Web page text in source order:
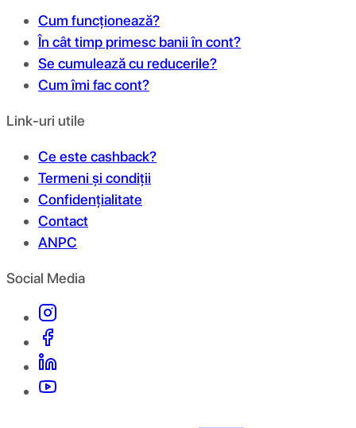
Cum funcționează?
În cât timp primesc banii în cont?
Se cumulează cu reducerile?
Cum îmi fac cont?
Link-uri utile
Ce este cashback?
Termeni și condiții
Confidențialitate
Contact
ANPC
Social Media